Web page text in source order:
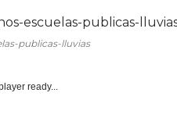
publicas-lluvias
ready...